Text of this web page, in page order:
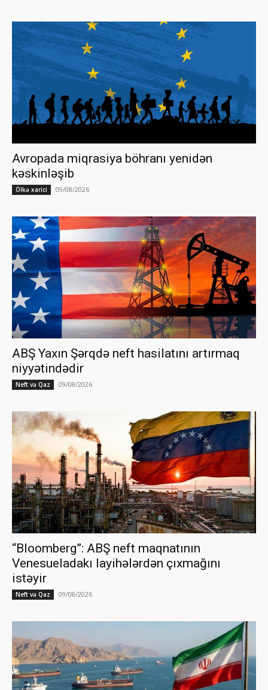
Avropada miqrasiya böhranı yenidən
kəskinləşib
Ölkə xarici 09/08/2026
ABŞ Yaxın Şərqdə neft hasilatını artırmaq
niyyətindədir
Neft və Qaz 09/08/2026
“Bloomberg”: ABŞ neft maqnatının
Venesueladakı layihələrdən çıxmağını
istəyir
Neft və Qaz 09/08/2026